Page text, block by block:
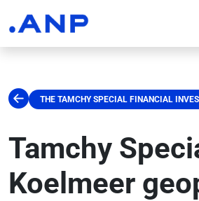
THE TAMCHY SPECIAL FINANCIAL
Tamchy
Koelmeer